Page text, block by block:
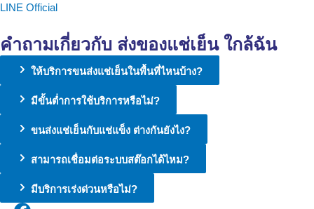
LINE Official
คำถามเกี่ยวกับ ส่งของแช่เย็น ใกล้ฉัน
ให้บริการขนส่งแช่เย็นในพื้นที่ไหนบ้าง?
มีขั้นต่ำการใช้บริการหรือไม่?
ขนส่งแช่เย็นกับแช่แข็ง ต่างกันยังไง?
สามารถเชื่อมต่อระบบสต๊อกได้ไหม?
มีบริการเร่งด่วนหรือไม่?